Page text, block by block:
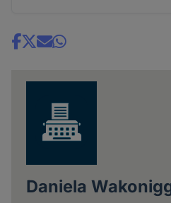
Share
Daniela